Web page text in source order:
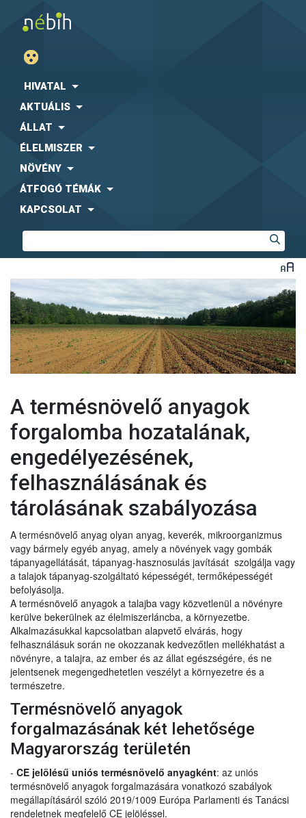
HIVATAL
AKTUÁLIS
ÁLLAT
ÉLELMISZER
NÖVÉNY
ÁTFOGÓ TÉMÁK
KAPCSOLAT
A termésnövelő anyagok
forgalomba hozatalának,
engedélyezésének,
felhasználásának és
tárolásának szabályozása
A termésnövelő anyag olyan anyag, keverék, mikroorganizmus
vagy bármely egyéb anyag, amely a növények vagy gombák
tápanyagellátását, tápanyag-hasznosulás javítását szolgálja vagy
a talajok tápanyag-szolgáltató képességét, termőképességét
befolyásolja.
A termésnövelő anyagok a talajba vagy közvetlenül a növényre
kerülve bekerülnek az élelmiszerláncba, a környezetbe.
Alkalmazásukkal kapcsolatban alapvető elvárás, hogy
felhasználásuk során ne okozzanak kedvezőtlen mellékhatást a
növényre, a talajra, az ember és az állat egészségére, és ne
jelentsenek megengedhetetlen veszélyt a környezetre és a
természetre.
Termésnövelő anyagok
forgalmazásának két lehetősége
Magyarország területén
- CE jelölésű uniós termésnövelő anyagként: az uniós
termésnövelő anyagok forgalmazására vonatkozó szabályok
megállapításáról szóló 2019/1009 Európa Parlamenti és Tanácsi
rendeletnek megfelelő CE jelöléssel.